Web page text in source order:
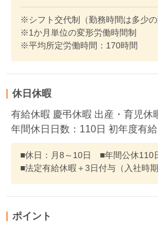
※シフト交代制（勤務時間は多少の
※1か月単位の変形労働時間制
※平均所定労働時間：170時間
休日休暇
有給休暇 慶弔休暇 出産・育児休
年間休日日数：110日 初年度有
■休日：月8～10日 ■年間公休110
■法定有給休暇＋3日付与（入社時期
ポイント